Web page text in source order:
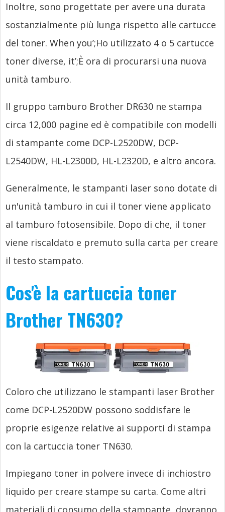
Inoltre, sono progettate per avere una durata
sostanzialmente più lunga rispetto alle cartucce
del toner. When you’;Ho utilizzato 4 o 5 cartucce
toner diverse, it’;È ora di procurarsi una nuova
unità tamburo.
Il gruppo tamburo Brother DR630 ne stampa
circa 12,000 pagine ed è compatibile con modelli
di stampante come DCP-L2520DW, DCP-
L2540DW, HL-L2300D, HL-L2320D, e altro ancora.
Generalmente, le stampanti laser sono dotate di
un'unità tamburo in cui il toner viene applicato
al tamburo fotosensibile. Dopo di che, il toner
viene riscaldato e premuto sulla carta per creare
il testo stampato.
Cos'è la cartuccia toner
Brother TN630?
Coloro che utilizzano le stampanti laser Brother
come DCP-L2520DW possono soddisfare le
proprie esigenze relative ai supporti di stampa
con la cartuccia toner TN630.
Impiegano toner in polvere invece di inchiostro
liquido per creare stampe su carta. Come altri